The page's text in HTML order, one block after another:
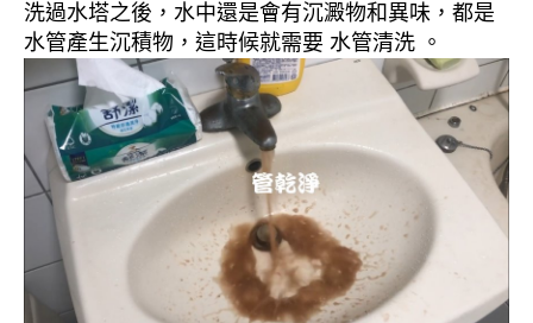
洗過水塔之後，水中還是會有沉澱物和異味，都是
水管產生沉積物，這時候就需要 水管清洗 。